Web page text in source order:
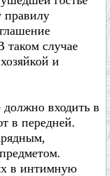
правилу
таком случае
и
входить в
в передней.
в интимную